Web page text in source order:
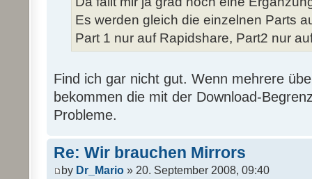
Es werden gleich die einzelnen Parts
Part 1 nur auf Rapidshare, Part2 nur
Find ich gar nicht gut. Wenn mehrere
bekommen die mit der Download-
Probleme.
Re: Wir brauchen Mirrors
by Dr_Mario » 20. September 2008, 09:40